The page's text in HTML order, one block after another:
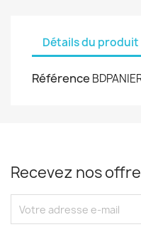
Détails du produit
Référence
Recevez nos